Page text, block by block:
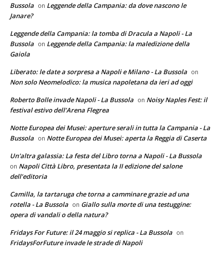
Bussola on Leggende della Campania: da dove nascono le
Janare?
Leggende della Campania: la tomba di Dracula a Napoli - La
Bussola on Leggende della Campania: la maledizione della
Gaiola
Liberato: le date a sorpresa a Napoli e Milano - La Bussola on
Non solo Neomelodico: la musica napoletana da ieri ad oggi
Roberto Bolle invade Napoli - La Bussola on Noisy Naples Fest: il
festival estivo dell’Arena Flegrea
Notte Europea dei Musei: aperture serali in tutta la Campania - La
Bussola on Notte Europea dei Musei: aperta la Reggia di Caserta
Un'altra galassia: La festa del Libro torna a Napoli - La Bussola
on Napoli Città Libro, presentata la II edizione del salone
dell’editoria
Camilla, la tartaruga che torna a camminare grazie ad una
rotella - La Bussola on Giallo sulla morte di una testuggine:
opera di vandali o della natura?
Fridays For Future: il 24 maggio si replica - La Bussola on
FridaysForFuture invade le strade di Napoli